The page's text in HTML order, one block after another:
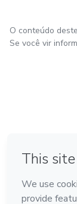
O conteúdo
Se você vir
Feito com ❤